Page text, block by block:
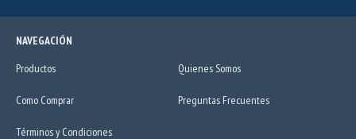
NAVEGACIÓN
Productos
Quienes Somos
Como Comprar Preguntas Frecuentes
Términos y Condiciones